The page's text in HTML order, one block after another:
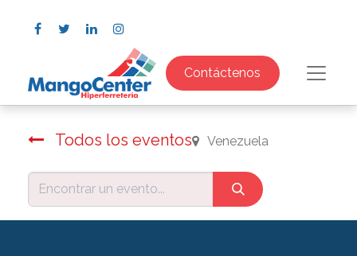
Contáctenos
Todos los eventos Venezuela